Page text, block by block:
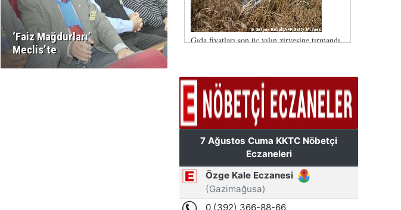
‘Faiz Mağdurları’
Meclis’te